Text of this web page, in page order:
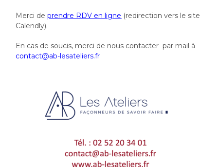
Merci deprendre RDV en ligne (redirection vers le site
Calendly).
En cas de soucis, merci de nous contacter par mail à
contact@ab-lesateliers.fr